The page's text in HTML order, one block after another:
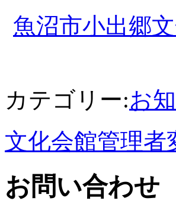
魚沼市小出郷
カテゴリー:お
文化会館管理
お問い合わせ